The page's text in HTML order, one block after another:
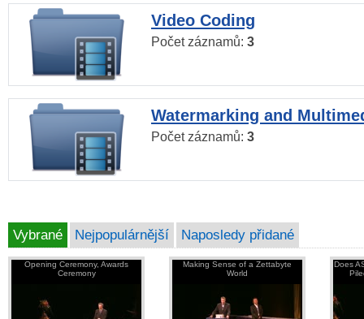
Video Coding
Počet záznamů: 3
Watermarking and
Počet záznamů: 3
Vybrané Nejpopulárnější Naposledy přidané
Opening Ceremony, Awards
Ceremony
Making Sense of a Zettabyte
World
Does